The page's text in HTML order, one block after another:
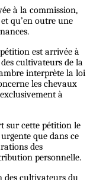
à la commission,
qu’en outre une
est arrivée à
cultivateurs de la
interprète la loi
les chevaux
à
sur cette pétition le
que dans ce
des
personnelle.